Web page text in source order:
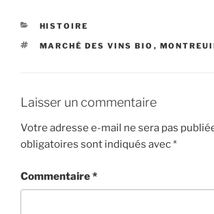
CATÉGORIES
HISTOIRE
ÉTIQUETTES
MARCHÉ DES VINS BIO ,
Laisser un commentaire
Votre adresse e-mail ne sera pas
obligatoires sont indiqués avec*
Commentaire*